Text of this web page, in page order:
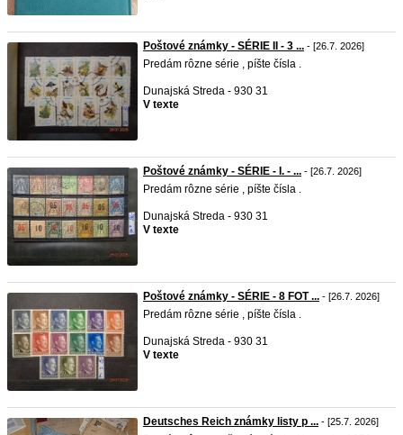
Poštové známky - SÉRIE II - 3 ... - [26.7. 2026]
Predám rôzne série , píšte čísla .
Dunajská Streda - 930 31
V texte
Poštové známky - SÉRIE - I. - ... - [26.7. 2026]
Predám rôzne série , píšte čísla .
Dunajská Streda - 930 31
V texte
Poštové známky - SÉRIE - 8 FOT ... - [26.7. 2026]
Predám rôzne série , píšte čísla .
Dunajská Streda - 930 31
V texte
Deutsches Reich známky listy p ... - [25.7. 2026]